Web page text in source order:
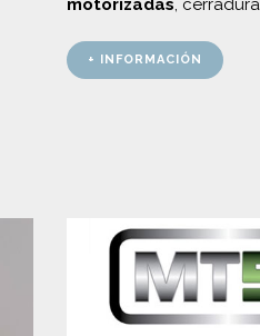
motorizadas,
+ INFORMACIÓN